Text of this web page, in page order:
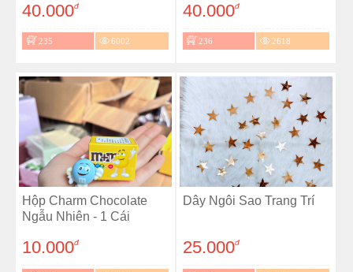
40.000đ
235 6002
40.000đ
236 2618
Hộp Charm Chocolate
Ngẫu Nhiên - 1 Cái
10.000đ
Dây Ngôi Sao Trang Trí
25.000đ